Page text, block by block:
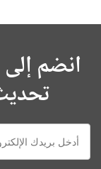
انضم
E-
mail: